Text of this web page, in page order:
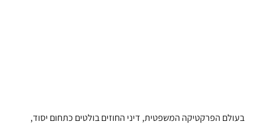
בעולם הפרקטיקה המשפטית, דיני החוזים בולטים כתחום יסוד,